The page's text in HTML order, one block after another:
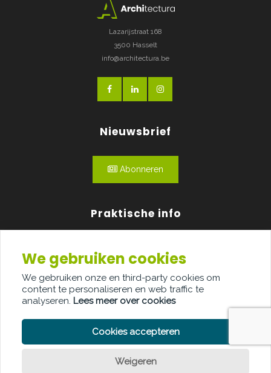
Lazarijstraat 168
3500 Hasselt
info@architectura.be
Nieuwsbrief
Abonneren
Praktische info
Over ons
Adverteren
Contact
We gebruiken cookies
We gebruiken onze en third-party cookies om
content te personaliseren en web traffic te
analyseren. Lees meer over cookies
Cookies accepteren
Weigeren